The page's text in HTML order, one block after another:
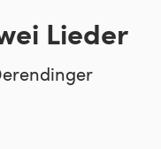
Lieder